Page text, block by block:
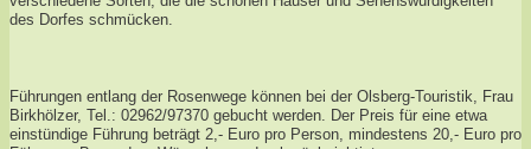
des Dorfes schmücken.
Führungen entlang der Rosenwege können bei der Olsberg-Touristik, Frau
Birkhölzer, Tel.: 02962/97370 gebucht werden. Der Preis für eine etwa
einstündige Führung beträgt 2,- Euro pro Person, mindestens 20,- Euro pro